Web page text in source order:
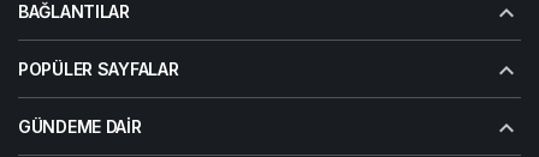
BAĞLANTILAR
POPÜLER SAYFALAR
GÜNDEME DAIR